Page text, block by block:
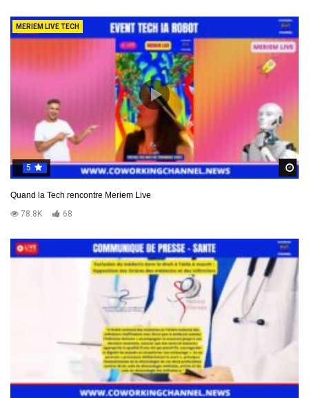
MERIEM LIVE TECH
5
Quand la Tech rencontre Meriem Live
78.8K
68